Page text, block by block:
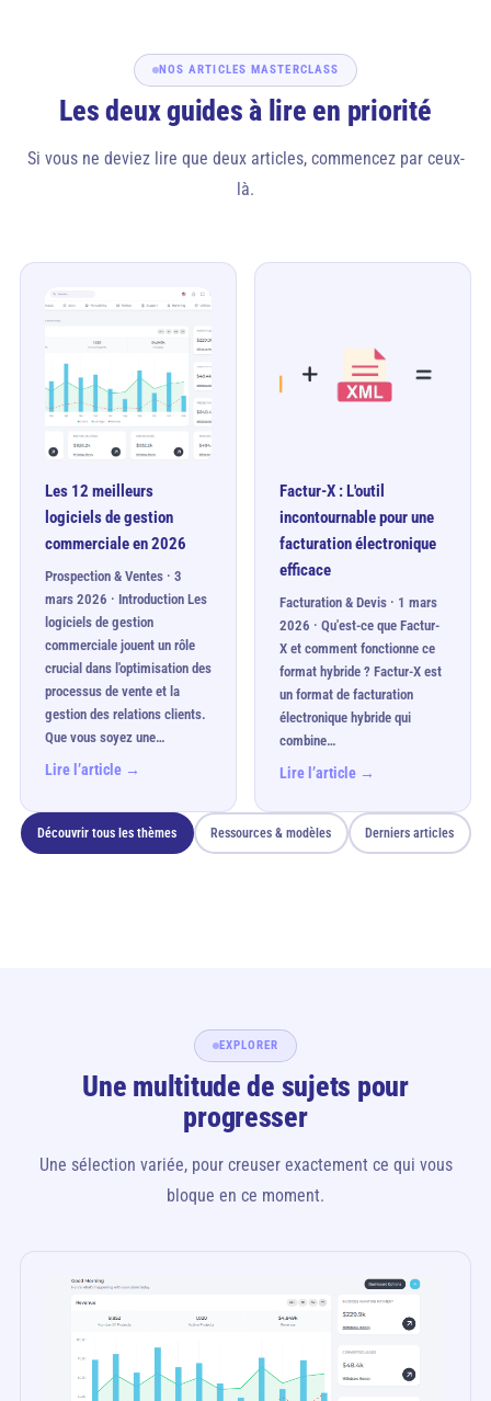
NOS ARTICLES MASTERCLASS
Les deux guides à lire en priorité
Si vous ne deviez lire que deux articles, commencez par ceux-
là.
Les 12 meilleurs
logiciels de gestion
commerciale en 2026
Prospection & Ventes · 3
mars 2026 · Introduction Les
logiciels de gestion
commerciale jouent un rôle
crucial dans l'optimisation des
processus de vente et la
gestion des relations clients.
Que vous soyez une…
Lire l’article →
Factur-X : L'outil
incontournable pour une
facturation électronique
efficace
Facturation & Devis · 1 mars
2026 · Qu'est-ce que Factur-
X et comment fonctionne ce
format hybride ? Factur-X est
un format de facturation
électronique hybride qui
combine…
Lire l’article →
Découvrir tous les thèmes Ressources & modèles Derniers articles
EXPLORER
Une multitude de sujets pour
progresser
Une sélection variée, pour creuser exactement ce qui vous
bloque en ce moment.